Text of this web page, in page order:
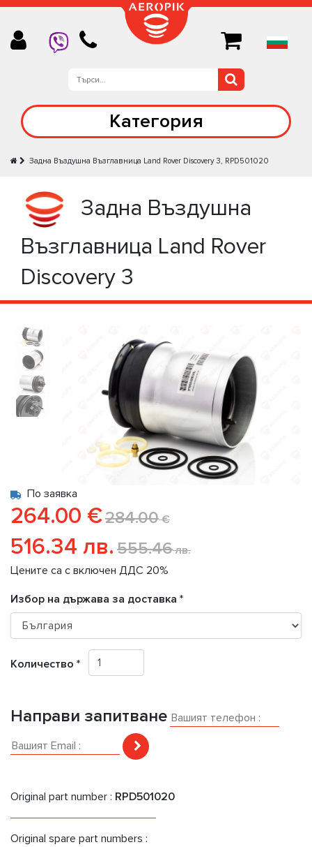
Категория
Задна Въздушна Възглавница Land Rover Discovery 3, RPD501020
Задна Въздушна
Възглавница Land Rover
Discovery 3
По заявка
264.00 €284.00€
516.34 лв. 555.46лв.
Цените са с включен ДДС 20%
Избор на държава за доставка *
Количество *
Направи запитване
Original part number : RPD501020
Original spare part numbers :